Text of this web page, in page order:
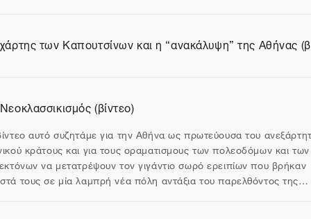
των Καπουτσίνων και η “ανακάλυψη” της Αθήνας
(βίντεο)
URL
αυτό συζητάμε για την Αθήνα ως πρωτεύουσα του
κράτους και για τους οραματισμους των πολεοδόμων και των
να μετατρέψουν τον γιγάντιο σωρό ερειπίων που βρήκαν
τους σε μία λαμπρή νέα πόλη αντάξια του παρελθόντος της…